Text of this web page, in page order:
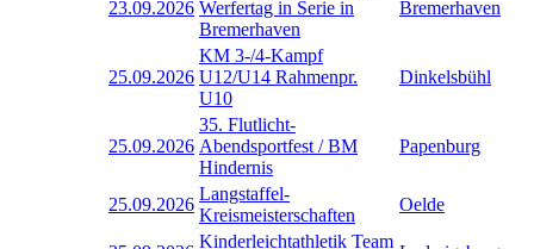
23.09.2026 Werfertag in Serie in
Bremerhaven
Bremerhaven
25.09.2026
KM 3-/4-Kampf
U12/U14 Rahmenpr.
U10
Dinkelsbühl
25.09.2026
35. Flutlicht-
Abendsportfest / BM
Hindernis
Papenburg
25.09.2026
Langstaffel-
Kreismeisterschaften
Oelde
Kinderleichtathletik Team